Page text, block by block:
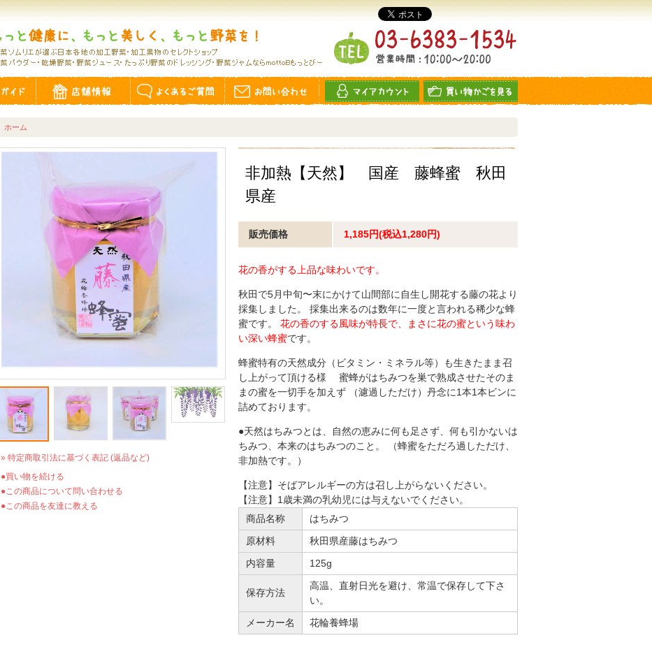
ホーム
» 特定商取引法に基づく表記 (返品など)
●買い物を続ける
●この商品について問い合わせる
●この商品を友達に教える
非加熱【天然】 国産 藤蜂蜜 秋田
県産
販売価格 1,185円(税込1,280円)
花の香がする上品な味わいです。
秋田で5月中旬〜末にかけて山間部に自生し開花する藤の花より
採集しました。 採集出来るのは数年に一度と言われる稀少な蜂
蜜です。 花の香のする風味が特長で、まさに花の蜜という味わ
い深い蜂蜜です。
蜂蜜特有の天然成分（ビタミン・ミネラル等）も生きたまま召
し上がって頂ける様 蜜蜂がはちみつを巣で熟成させたそのま
まの蜜を一切手を加えず （濾過しただけ）丹念に1本1本ビンに
詰めております。
●天然はちみつとは、自然の恵みに何も足さず、何も引かないは
ちみつ、本来のはちみつのこと。 （蜂蜜をただろ過しただけ、
非加熱です。）
【注意】そばアレルギーの方は召し上がらないください。
【注意】1歳未満の乳幼児には与えないでください。
商品名称
はちみつ
原材料
秋田県産藤はちみつ
内容量
125g
保存方法
高温、直射日光を避け、常温で保存して下さ
い。
メーカー名
花輪養蜂場